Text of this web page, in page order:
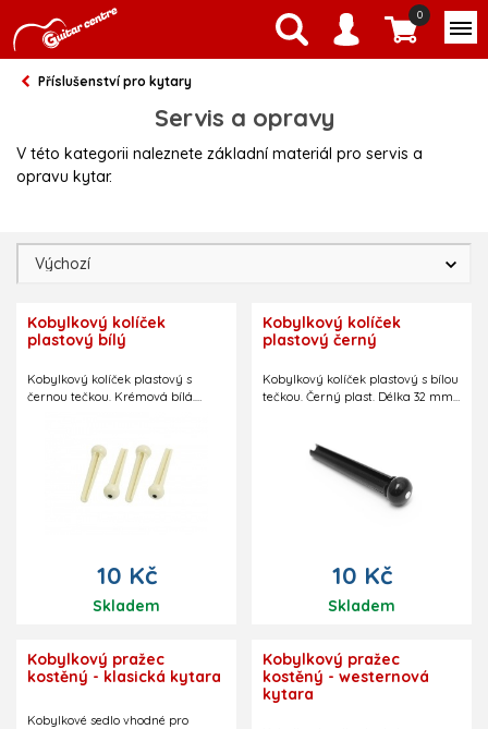
0
Příslušenství pro kytary
Servis a opravy
V této kategorii naleznete základní materiál pro servis a
opravu kytar.
Kobylkový kolíček
plastový bílý
Kobylkový kolíček plastový s
černou tečkou. Krémová bílá.
10 Kč
Skladem
Kobylkový kolíček
plastový černý
Kobylkový kolíček plastový s bílou
tečkou. Černý plast. Délka 32 mm.
10 Kč
Skladem
Kobylkový pražec
kostěný - klasická kytara
Kobylkové sedlo vhodné pro
Kobylkový pražec
kostěný - westernová
kytara